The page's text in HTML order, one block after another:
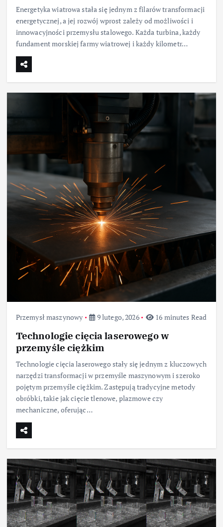
Energetyka wiatrowa stała się jednym z filarów transformacji
energetycznej, a jej rozwój wprost zależy od możliwości i
innowacyjności przemysłu stalowego. Każda turbina, każdy
fundament morskiej farmy wiatrowej i każdy kilometr…
Przemysł maszynowy 9 lutego, 2026 16 minutes Read
Technologie cięcia laserowego w
przemyśle ciężkim
Technologie cięcia laserowego stały się jednym z kluczowych
narzędzi transformacji w przemyśle maszynowym i szeroko
pojętym przemyśle ciężkim. Zastępują tradycyjne metody
obróbki, takie jak cięcie tlenowe, plazmowe czy
mechaniczne, oferując…